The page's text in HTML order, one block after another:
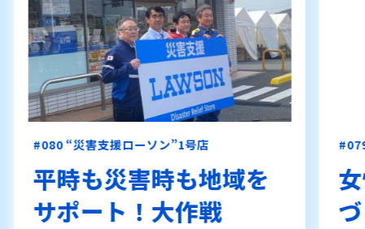
#080 “災害支援ローソン”1号店
平時も災害時も地域を
サポート！大作戦